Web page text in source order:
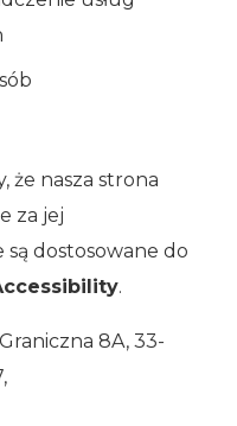
że nasza strona
za jej
dostosowane do
.
8A, 33-